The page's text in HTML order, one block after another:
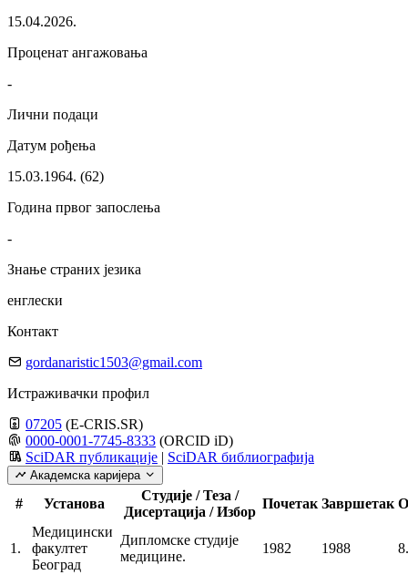
15.04.2026.
Проценат ангажовања
-
Лични подаци
Датум рођења
15.03.1964. (62)
Година првог запослења
-
Знање страних језика
енглески
Контакт
gordanaristic1503@gmail.com
Истраживачки профил
07205 (E-CRIS.SR)
0000-0001-7745-8333 (ORCID iD)
SciDAR публикације | SciDAR библиографија
Академска каријера
# Установа
Студије / Теза /
Дисертација / Избор
Почетак Завршетак
1.
Медицински
факултет
Београд
Дипломске студије
медицине.
1982 1988